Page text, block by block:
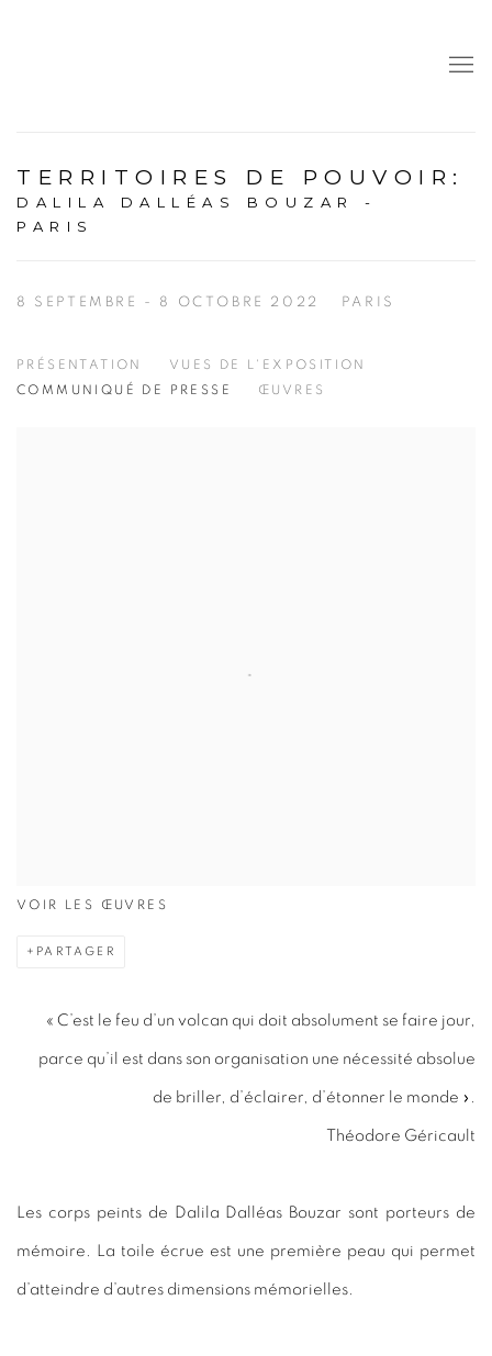
TERRITOIRES DE POUVOIR :
DALILA DALLÉAS BOUZAR -
PARIS
8 SEPTEMBRE - 8 OCTOBRE 2022 PARIS
PRÉSENTATION
VUES DE L'EXPOSITION
COMMUNIQUÉ DE PRESSE
ŒUVRES
VOIR LES ŒUVRES
PARTAGER
« C’est le feu d’un volcan qui doit absolument se faire jour,
parce qu’il est dans son organisation une nécessité absolue
de briller, d’éclairer, d’étonner le monde ».
Théodore Géricault
Les corps peints de Dalila Dalléas Bouzar sont porteurs de
mémoire. La toile écrue est une première peau qui permet
d’atteindre d’autres dimensions mémorielles.